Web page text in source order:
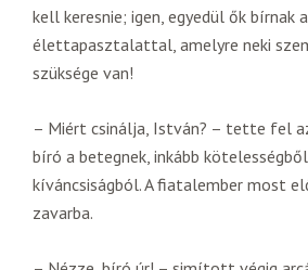
kell keresnie; igen, egyedül ők bírnak
élettapasztalattal, amelyre neki
szüksége van!
– Miért csinálja, István? – tette fel
bíró a betegnek, inkább
kíváncsiságból. A fiatalember most
zavarba.